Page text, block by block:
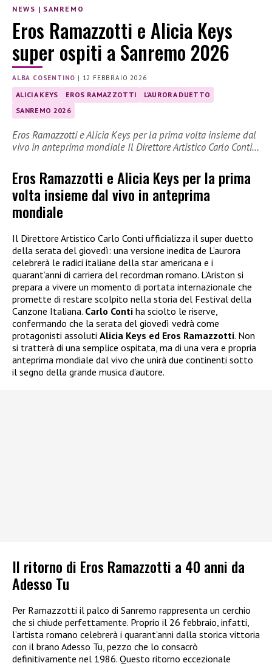
NEWS | SANREMO
Eros Ramazzotti e Alicia Keys
super ospiti a Sanremo 2026
ALBA COSENTINO | 12 FEBBRAIO 2026
ALICIA KEYS EROS RAMAZZOTTI
L'AURORA DUETTO
SANREMO 2026
Eros Ramazzotti e Alicia Keys per la prima volta insieme dal
vivo in anteprima mondiale Il Direttore Artistico Carlo Conti…
Eros Ramazzotti e Alicia Keys per la prima
volta insieme dal vivo in anteprima
mondiale
Il Direttore Artistico Carlo Conti ufficializza il super duetto
della serata del giovedì: una versione inedita de L’aurora
celebrerà le radici italiane della star americana e i
quarant’anni di carriera del recordman romano. L’Ariston si
prepara a vivere un momento di portata internazionale che
promette di restare scolpito nella storia del Festival della
Canzone Italiana. Carlo Conti ha sciolto le riserve,
confermando che la serata del giovedì vedrà come
protagonisti assoluti Alicia Keys ed Eros Ramazzotti. Non
si tratterà di una semplice ospitata, ma di una vera e propria
anteprima mondiale dal vivo che unirà due continenti sotto
il segno della grande musica d’autore.
Il ritorno di Eros Ramazzotti a 40 anni da
Adesso Tu
Per Ramazzotti il palco di Sanremo rappresenta un cerchio
che si chiude perfettamente. Proprio il 26 febbraio, infatti,
l’artista romano celebrerà i quarant’anni dalla storica vittoria
con il brano Adesso Tu, pezzo che lo consacrò
definitivamente nel 1986. Questo ritorno eccezionale